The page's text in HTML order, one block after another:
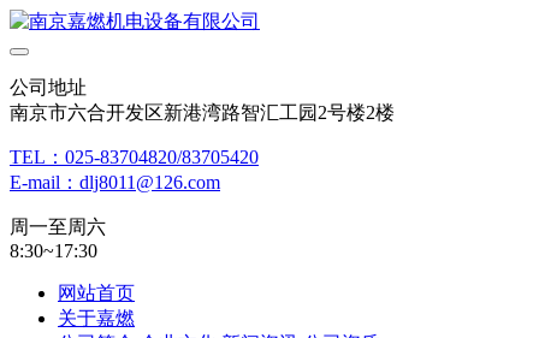
公司地址
南京市六合开发区新港湾路智汇工园2号楼2楼
TEL：025-83704820/83705420
E-mail：dlj8011@126.com
周一至周六
8:30~17:30
网站首页
关于嘉燃